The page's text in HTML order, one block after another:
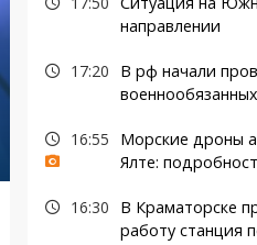
направлении
17:20
В рф начали
военнообязанных
16:55
Морские дроны
Ялте:
16:30
В Краматорске
работу станция